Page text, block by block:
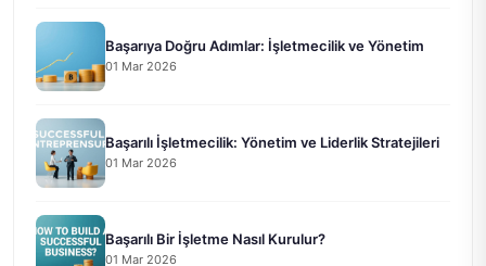
Başarıya Doğru Adımlar: İşletmecilik ve Yönetim
01 Mar 2026
Başarılı İşletmecilik: Yönetim ve Liderlik Stratejileri
01 Mar 2026
Başarılı Bir İşletme Nasıl Kurulur?
01 Mar 2026